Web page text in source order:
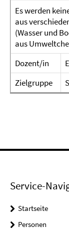
Es werden
aus
(Wasser und
aus
Dozent/in
Zielgruppe
Service-
Startseite
Personen